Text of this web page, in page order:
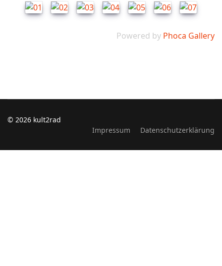
Powered by Phoca Gallery
© 2026 kult2rad
Impressum
Datenschutzerklärung